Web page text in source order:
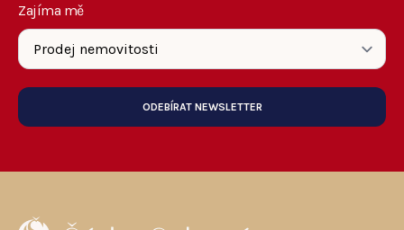
Zajíma mě
ODEBÍRAT NEWSLETTER